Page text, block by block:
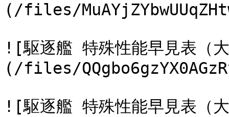
(/files/
![駆逐艦 特殊性能早見表（
(/files/
![駆逐艦 特殊性能早見表（